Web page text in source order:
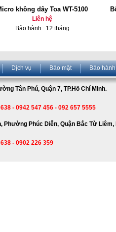
không dây Toa WT-5100
Liên hệ
Bảo hành : 12 tháng
Dịch vụ Bảo mật Bảo hành
Tân Phú, Quận 7, TP.Hồ Chí Minh.
- 0942 547 456 - 092 657 5555
Phúc Diễn, Quận Bắc Từ Liêm,
- 0902 226 359